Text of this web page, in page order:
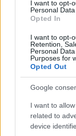
I want to opt-
Personal
Opted In
I want to opt-
Retention,
Personal
Purposes for
Opted Out
Google
I want to
related to
device